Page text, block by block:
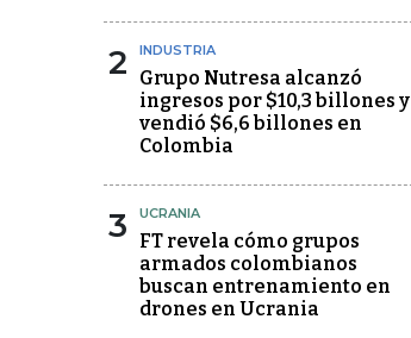
2 INDUSTRIA
Grupo Nutresa alcanzó
ingresos por $10,3 billones y
vendió $6,6 billones en
Colombia
3 UCRANIA
FT revela cómo grupos
armados colombianos
buscan entrenamiento en
drones en Ucrania